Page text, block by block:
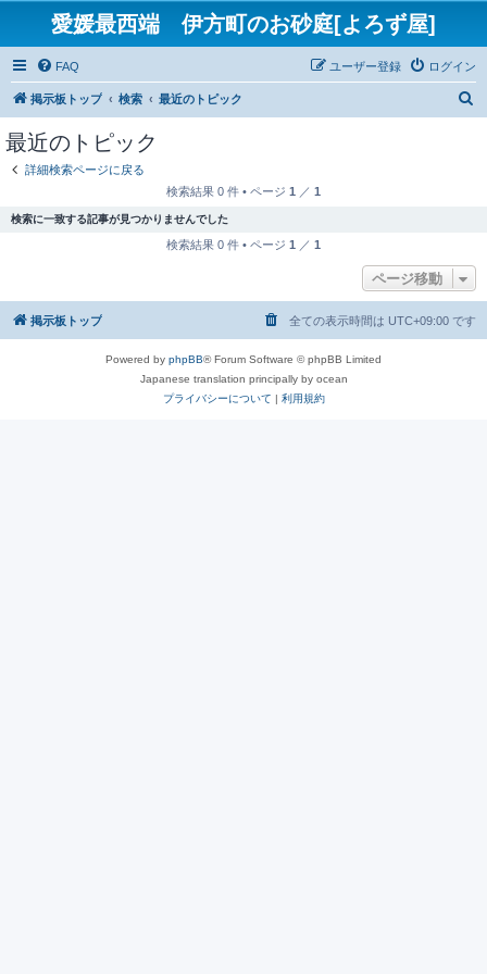
愛媛最西端 伊方町のお砂庭[よろず屋]
FAQ ログイン
ユーザー登録
掲示板トップ 検索 最近のトピック
最近のトピック
詳細検索ページに戻る
検索結果 0 件 • ページ 1 ／ 1
検索に一致する記事が見つかりませんでした
検索結果 0 件 • ページ 1 ／ 1
ページ移動
掲示板トップ 全ての表示時間は UTC+09:00 です
Powered by phpBB® Forum Software © phpBB Limited
Japanese translation principally by ocean
プライバシーについて | 利用規約